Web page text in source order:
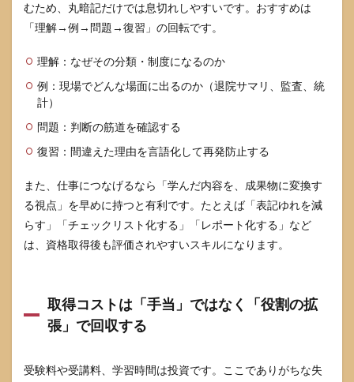
むため、丸暗記だけでは息切れしやすいです。おすすめは
「理解→例→問題→復習」の回転です。
理解：なぜその分類・制度になるのか
例：現場でどんな場面に出るのか（退院サマリ、監査、統
計）
問題：判断の筋道を確認する
復習：間違えた理由を言語化して再発防止する
また、仕事につなげるなら「学んだ内容を、成果物に変換す
る視点」を早めに持つと有利です。たとえば「表記ゆれを減
らす」「チェックリスト化する」「レポート化する」など
は、資格取得後も評価されやすいスキルになります。
取得コストは「手当」ではなく「役割の拡
張」で回収する
受験料や受講料、学習時間は投資です。ここでありがちな失